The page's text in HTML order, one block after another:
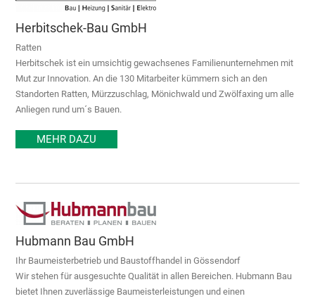
Herbitschek-Bau GmbH
Ratten
Herbitschek ist ein umsichtig gewachsenes Familienunternehmen mit
Mut zur Innovation. An die 130 Mitarbeiter kümmern sich an den
Standorten Ratten, Mürzzuschlag, Mönichwald und Zwölfaxing um alle
Anliegen rund um´s Bauen.
MEHR DAZU
Hubmann Bau GmbH
Ihr Baumeisterbetrieb und Baustoffhandel in Gössendorf
Wir stehen für ausgesuchte Qualität in allen Bereichen. Hubmann Bau
bietet Ihnen zuverlässige Baumeisterleistungen und einen